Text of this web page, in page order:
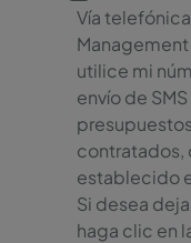
Vía
utilice mi
envío de
contratados,
establecido
Si desea
haga clic en